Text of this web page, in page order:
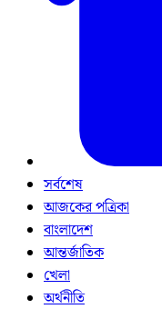
সর্বশেষ
আজকের পত্রিকা
বাংলাদেশ
আন্তর্জাতিক
খেলা
অর্থনীতি